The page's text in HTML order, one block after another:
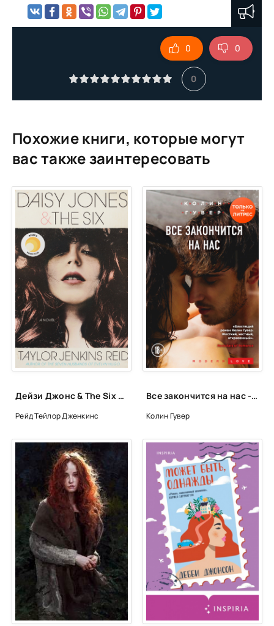
0
0 0
Похожие книги, которые могут
вас также заинтересовать
Дейзи Джонс & The Six - Тейлор Дженкинс Рейд
Рейд Тейлор Дженкинс
Все закончится на нас - Гувер Колин
Колин Гувер